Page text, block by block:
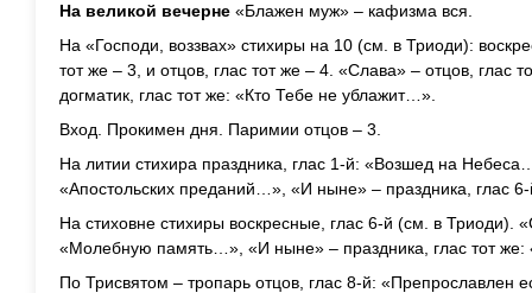
На великой вечерне «Блажен муж» – кафизма вся.
На «Господи, воззвах» стихиры на 10 (см. в Триоди):
тот же – 3, и отцов, глас тот же – 4. «Слава» – отцов,
догматик, глас тот же: «Кто Тебе не ублажит…».
Вход. Прокимен дня. Паримии отцов – 3.
На литии стихира праздника, глас 1-й: «Возшед на
«Апостольских преданий…», «И ныне» – праздника, глас
На стиховне стихиры воскресные, глас 6-й (см. в Триоди).
«Молебную память…», «И ныне» – праздника, глас тот же:
По Трисвятом – тропарь отцов, глас 8-й: